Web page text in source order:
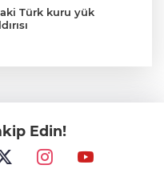
Türk kuru yük
Beşiktaş’a mı geliyor?
Edin!